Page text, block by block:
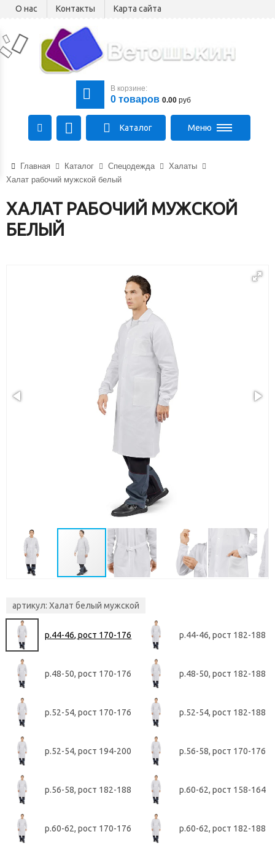
О нас Контакты Карта сайта
В корзине:
0 товаров 0.00 руб
пер.Промышленный, 16к3
Гомель, Брест
Пн-Чт:08:30 - 17:00
Пт:08:30 - 16:00
Сб, Вс:
Каталог Меню
Главная Каталог Спецодежда
Халаты
Халат рабочий мужской белый
ХАЛАТ РАБОЧИЙ МУЖСКОЙ
БЕЛЫЙ
артикул: Халат белый мужской
р.44-46, рост 170-176 р.44-46, рост 182-188
р.48-50, рост 170-176 р.48-50, рост 182-188
р.52-54, рост 170-176 р.52-54, рост 182-188
р.52-54, рост 194-200 р.56-58, рост 170-176
р.56-58, рост 182-188 р.60-62, рост 158-164
р.60-62, рост 170-176 р.60-62, рост 182-188